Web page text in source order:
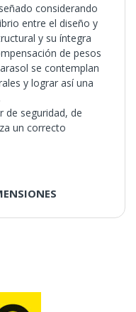
considerando
entre el diseño y
y su íntegra
de pesos
se contemplan
y lograr así una
de seguridad, de
un correcto